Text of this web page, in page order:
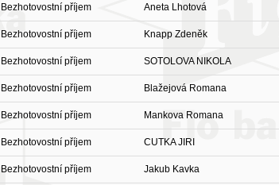
Bezhotovostní příjem Aneta Lhotová
Bezhotovostní příjem Knapp Zdeněk
Bezhotovostní příjem SOTOLOVA NIKOLA
Bezhotovostní příjem Blažejová Romana
Bezhotovostní příjem Mankova Romana
Bezhotovostní příjem CUTKA JIRI
Bezhotovostní příjem Jakub Kavka